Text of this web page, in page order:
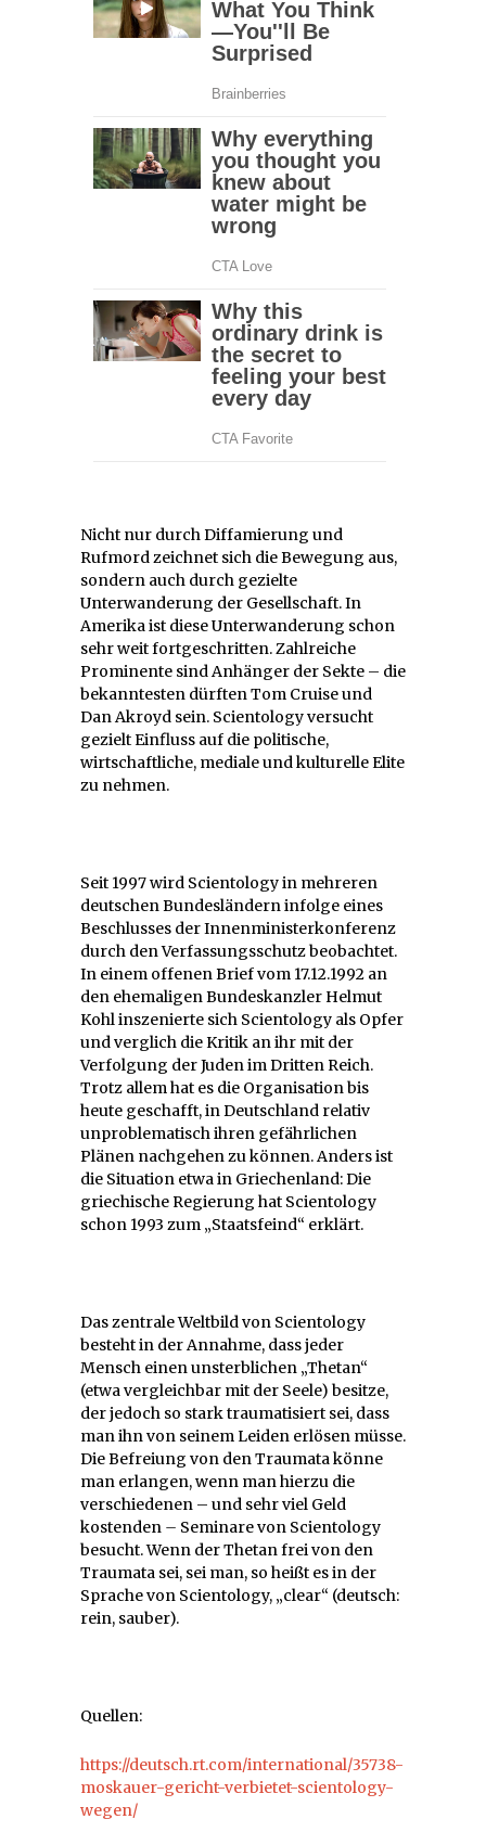
Nicht nur durch Diffamierung und
Rufmord zeichnet sich die Bewegung aus,
sondern auch durch gezielte
Unterwanderung der Gesellschaft. In
Amerika ist diese Unterwanderung schon
sehr weit fortgeschritten. Zahlreiche
Prominente sind Anhänger der Sekte – die
bekanntesten dürften Tom Cruise und
Dan Akroyd sein. Scientology versucht
gezielt Einfluss auf die politische,
wirtschaftliche, mediale und kulturelle Elite
zu nehmen.
Seit 1997 wird Scientology in mehreren
deutschen Bundesländern infolge eines
Beschlusses der Innenministerkonferenz
durch den Verfassungsschutz beobachtet.
In einem offenen Brief vom 17.12.1992 an
den ehemaligen Bundeskanzler Helmut
Kohl inszenierte sich Scientology als Opfer
und verglich die Kritik an ihr mit der
Verfolgung der Juden im Dritten Reich.
Trotz allem hat es die Organisation bis
heute geschafft, in Deutschland relativ
unproblematisch ihren gefährlichen
Plänen nachgehen zu können. Anders ist
die Situation etwa in Griechenland: Die
griechische Regierung hat Scientology
schon 1993 zum „Staatsfeind“ erklärt.
Das zentrale Weltbild von Scientology
besteht in der Annahme, dass jeder
Mensch einen unsterblichen „Thetan“
(etwa vergleichbar mit der Seele) besitze,
der jedoch so stark traumatisiert sei, dass
man ihn von seinem Leiden erlösen müsse.
Die Befreiung von den Traumata könne
man erlangen, wenn man hierzu die
verschiedenen – und sehr viel Geld
kostenden – Seminare von Scientology
besucht. Wenn der Thetan frei von den
Traumata sei, sei man, so heißt es in der
Sprache von Scientology, „clear“ (deutsch:
rein, sauber).
Quellen:
https://deutsch.rt.com/international/35738-
moskauer-gericht-verbietet-scientology-
wegen/